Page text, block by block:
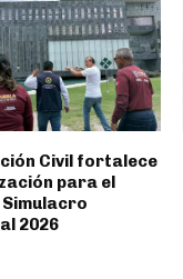
Civil fortalece
para el
2026